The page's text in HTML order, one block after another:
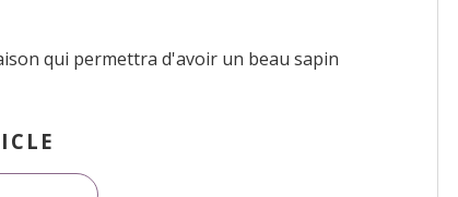
qui permettra d'avoir un beau sapin